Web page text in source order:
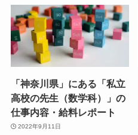
「神奈川県」にある「私立
高校の先生（数学科）」の
仕事内容・給料レポート
2022年9月11日